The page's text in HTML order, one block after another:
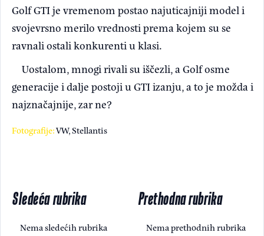
Golf GTI je vremenom postao najuticajniji model i
svojevrsno merilo vrednosti prema kojem su se
ravnali ostali konkurenti u klasi.
Uostalom, mnogi rivali su iščezli, a Golf osme
generacije i dalje postoji u GTI izanju, a to je možda i
najznačajnije, zar ne?
Fotografije:VW, Stellantis
Sledeća rubrika
Nema sledećih rubrika
Prethodna rubrika
Nema prethodnih rubrika